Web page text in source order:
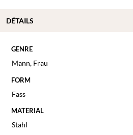
GENRE
Mann, Frau
FORM
Fass
MATERIAL
Stahl
DÉTAILS